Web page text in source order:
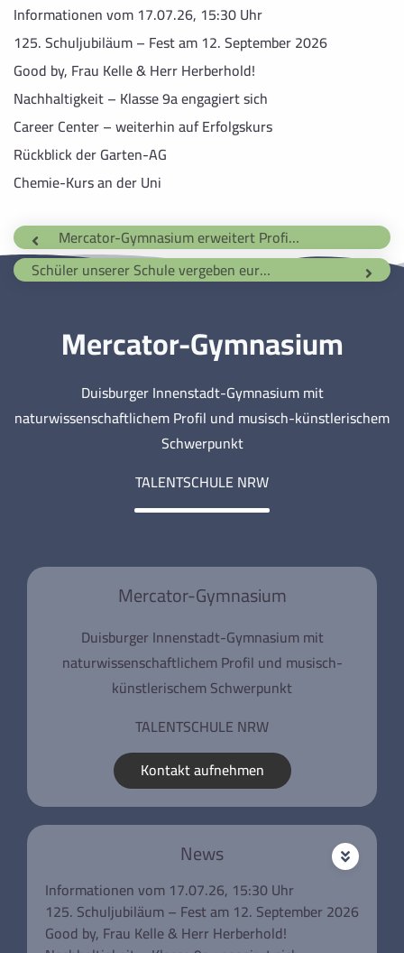
Informationen vom 17.07.26, 15:30 Uhr
125. Schuljubiläum – Fest am 12. September 2026
Good by, Frau Kelle & Herr Herberhold!
Nachhaltigkeit – Klasse 9a engagiert sich
Career Center – weiterhin auf Erfolgskurs
Rückblick der Garten-AG
Chemie-Kurs an der Uni
Mercator-Gymnasium erweitert Profilklassen-Angebot
Schüler unserer Schule vergeben europäischen Filmpreis
Mercator-Gymnasium
Duisburger Innenstadt-Gymnasium mit
naturwissenschaftlichem Profil und musisch-künstlerischem
Schwerpunkt
TALENTSCHULE NRW
Mercator-Gymnasium
Duisburger Innenstadt-Gymnasium mit
naturwissenschaftlichem Profil und musisch-
künstlerischem Schwerpunkt
TALENTSCHULE NRW
Kontakt aufnehmen
News
Informationen vom 17.07.26, 15:30 Uhr
125. Schuljubiläum – Fest am 12. September 2026
Good by, Frau Kelle & Herr Herberhold!